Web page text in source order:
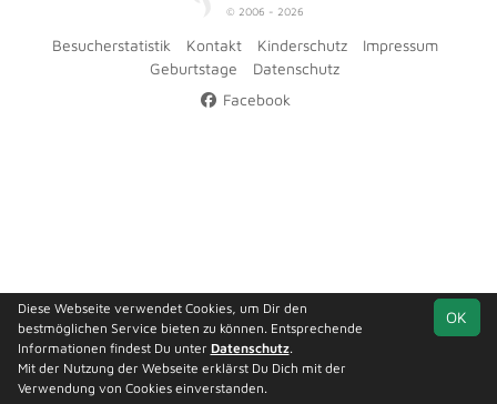
© 2006 - 2026
Besucherstatistik Kontakt Kinderschutz
Impressum
Geburtstage
Datenschutz
Facebook
OK
Diese Webseite verwendet Cookies, um Dir den
bestmöglichen Service bieten zu können. Entsprechende
Informationen findest Du unter Datenschutz.
Mit der Nutzung der Webseite erklärst Du Dich mit der
Verwendung von Cookies einverstanden.